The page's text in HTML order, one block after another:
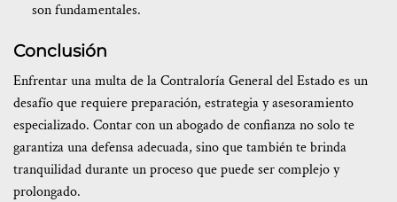
son fundamentales.
Conclusión
Enfrentar una multa de la Contraloría General del Estado es un
desafío que requiere preparación, estrategia y asesoramiento
especializado. Contar con un abogado de confianza no solo te
garantiza una defensa adecuada, sino que también te brinda
tranquilidad durante un proceso que puede ser complejo y
prolongado.